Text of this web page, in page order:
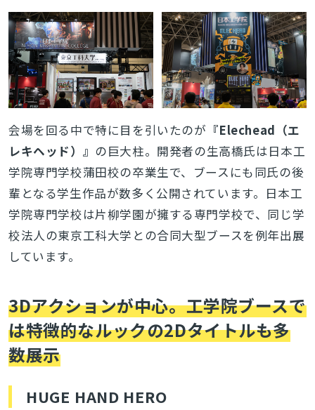
会場を回る中で特に目を引いたのが 『Elechead（エ
レキヘッド）』 の巨大柱。開発者の生高橋氏は日本工
学院専門学校蒲田校の卒業生で、ブースにも同氏の後
輩となる学生作品が数多く公開されています。日本工
学院専門学校は片柳学園が擁する専門学校で、同じ学
校法人の東京工科大学との合同大型ブースを例年出展
しています。
3Dアクションが中心。工学院ブースで
は特徴的なルックの2Dタイトルも多
数展示
HUGE HAND HERO